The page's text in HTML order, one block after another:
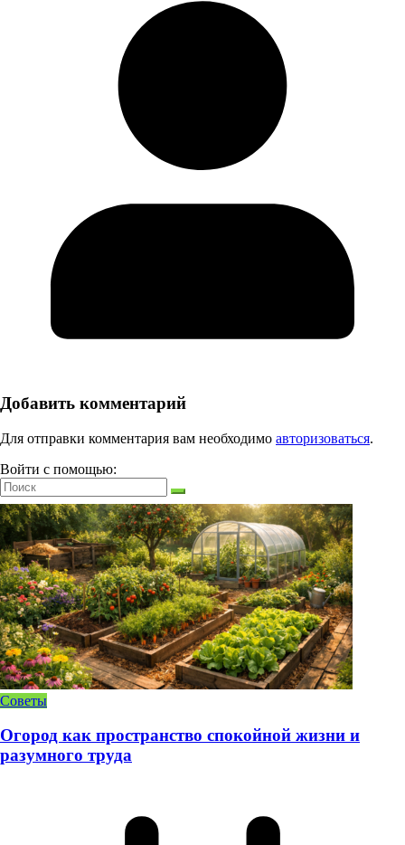
Добавить комментарий
Для отправки комментария вам необходимо авторизоваться.
Войти с помощью:
Советы
Огород как пространство спокойной жизни и
разумного труда